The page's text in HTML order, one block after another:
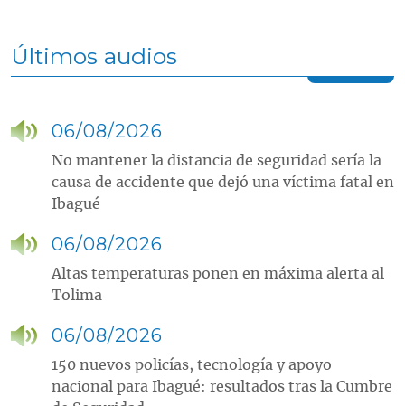
Últimos audios
06/08/2026
No mantener la distancia de seguridad sería la
causa de accidente que dejó una víctima fatal en
Ibagué
06/08/2026
Altas temperaturas ponen en máxima alerta al
Tolima
06/08/2026
150 nuevos policías, tecnología y apoyo
nacional para Ibagué: resultados tras la Cumbre